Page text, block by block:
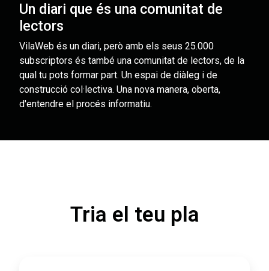
Un diari que és una comunitat de
lectors
VilaWeb és un diari, però amb els seus 25.000
subscriptors és també una comunitat de lectors, de la
qual tu pots formar part. Un espai de diàleg i de
construcció col·lectiva. Una nova manera, oberta,
d'entendre el procés informatiu.
Tria el teu pla